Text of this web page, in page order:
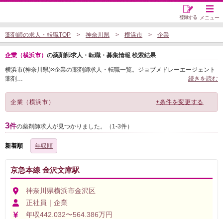
メニュー
登録する
薬剤師の求人・転職TOP 神奈川県 横浜市 企業
企業（横浜市） の薬剤師求人・転職・募集情報 検索結果
横浜市(神奈川県)×企業の薬剤師求人・転職一覧。ジョブメドレーエージェント
薬剤 … 続きを読む
企業（横浜市） +条件を変更する
3件の薬剤師求人が見つかりました。（1-3件）
新着順 年収順
京急本線 金沢文庫駅
神奈川県横浜市金沢区
正社員｜企業
年収442.032〜564.386万円